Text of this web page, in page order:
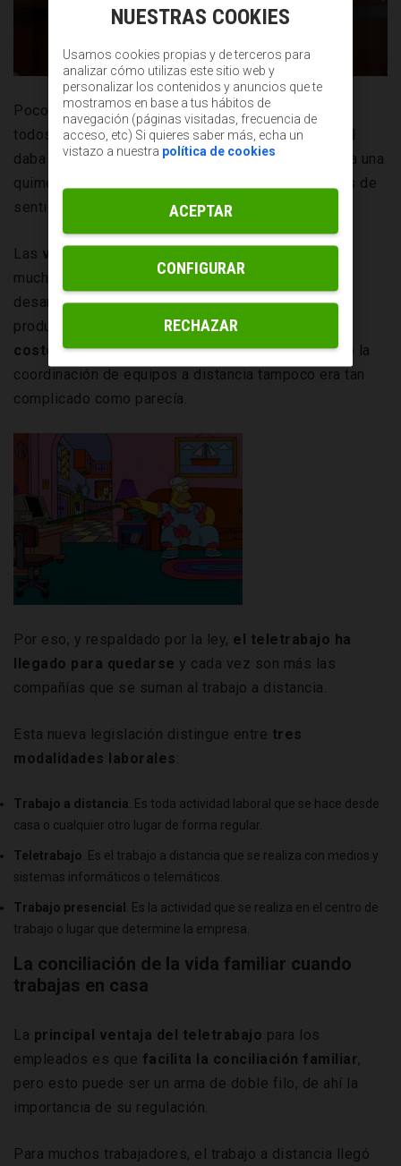
Poco a poco, la mayoría fue encontrando sentido a
todos losbeneficios que esta modalidad laboral
daba a sus vidas. Conocían esa palabra que parecía una
quimera:
. Y todo cobraba un poco más de
sentido.
Las ventajas del teletrabajo
también las notaron
muchas empresas porque el trabajo se seguía
desarrollando con normalidad, no se resentía la
productividad y descubrieron que
costesy que adaptarse a las reuniones virtuales o la
coordinación de equipos a distancia tampoco era tan
complicado como parecía.
Por eso, y respaldado por la ley, el teletrabajo ha
llegado para quedarse y cada vez son más las
compañías que se suman al trabajo a distancia.
Esta nueva legislación distingue entre tres
modalidades laborales:
Trabajo a distancia . Es toda actividad laboral que se hace desde
casa o cualquier otro lugar de forma regular.
Teletrabajo . Es el trabajo a distancia que se realiza con medios y
sistemas informáticos o telemáticos.
Trabajo presencial . Es la actividad que se realiza en el centro de
trabajo o lugar que determine la empresa.
La conciliación de la vida familiar cuando
trabajas en casa
La principal ventaja del teletrabajo para los
empleados es que facilita la conciliación familiar,
pero esto puede ser un arma de doble filo, de ahí la
importancia de su regulación.
Para muchos trabajadores, el trabajo a distancia llegó
NUESTRAS COOKIES
Usamos cookies propias y de terceros para
analizar cómo utilizas este sitio web y
personalizar los contenidos y anuncios que te
mostramos en base a tus hábitos de
navegación (páginas visitadas, frecuencia de
acceso, etc) Si quieres saber más, echa un
vistazo a nuestra política de cookies
RECHAZAR
ACEPTAR
CONFIGURAR